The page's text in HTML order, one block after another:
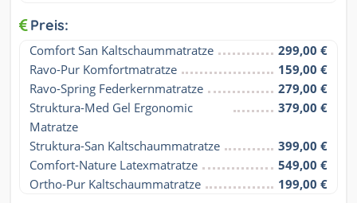
Preis:
Comfort San Kaltschaummatratze
299,00 €
Ravo-Pur Komfortmatratze
159,00 €
Ravo-Spring Federkernmatratze
279,00 €
Struktura-Med Gel Ergonomic
Matratze
379,00 €
Struktura-San Kaltschaummatratze
399,00 €
Comfort-Nature Latexmatratze
549,00 €
Ortho-Pur Kaltschaummatratze
199,00 €